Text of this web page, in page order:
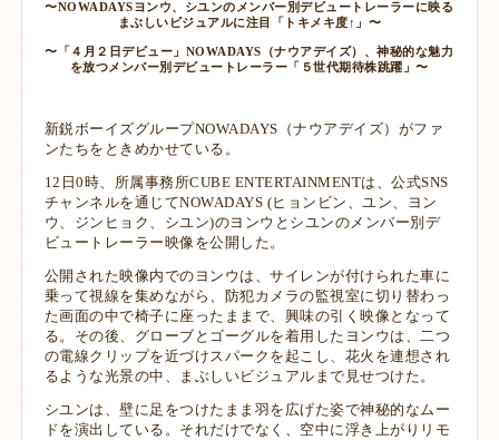
〜NOWADAYSヨンウ、シユンのメンバー別デビュートレーラーに映る
まぶしいビジュアルに注目「トキメキ度↑」〜
〜「４月２日デビュー」NOWADAYS（ナウアデイズ）、神秘的な魅力
を放つメンバー別デビュートレーラー「５世代期待株跳躍」〜
新鋭ボーイズグループNOWADAYS（ナウアデイズ）がファ
ンたちをときめかせている。
12日0時、所属事務所CUBE ENTERTAINMENTは、公式SNS
チャンネルを通じてNOWADAYS (ヒョンビン、ユン、ヨン
ウ、ジンヒョク、シユン)のヨンウとシユンのメンバー別デ
ビュートレーラー映像を公開した。
公開された映像内でのヨンウは、サイレンが付けられた車に
乗って視線を集めながら、防犯カメラの監視室に切り替わっ
た画面の中で椅子に座ったままで、興味の引く映像となって
る。その後、グローブとゴーグルを着用したヨンウは、二つ
の電線クリップを近づけスパークを起こし、花火を連想され
るような光景の中、まぶしいビジュアルまで見せつけた。
シユンは、壁に足をつけたまま羽を広げた姿で神秘的なムー
ドを演出している。それだけでなく、空中に浮き上がりリモ